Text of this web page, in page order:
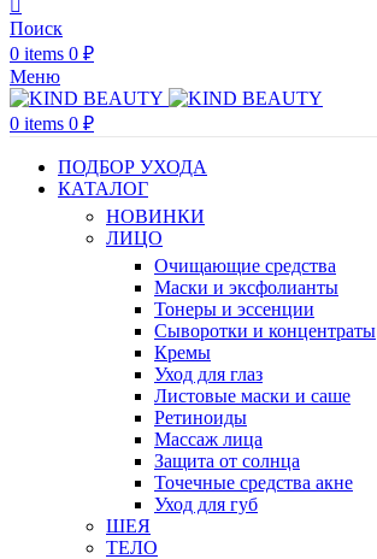
Поиск
0 items 0 ₽
Меню
0 items 0 ₽
ПОДБОР УХОДА
КАТАЛОГ
НОВИНКИ
ЛИЦО
Очищающие средства
Маски и эксфолианты
Тонеры и эссенции
Сыворотки и концентраты
Кремы
Уход для глаз
Листовые маски и саше
Ретиноиды
Массаж лица
Защита от солнца
Точечные средства акне
Уход для губ
ШЕЯ
ТЕЛО